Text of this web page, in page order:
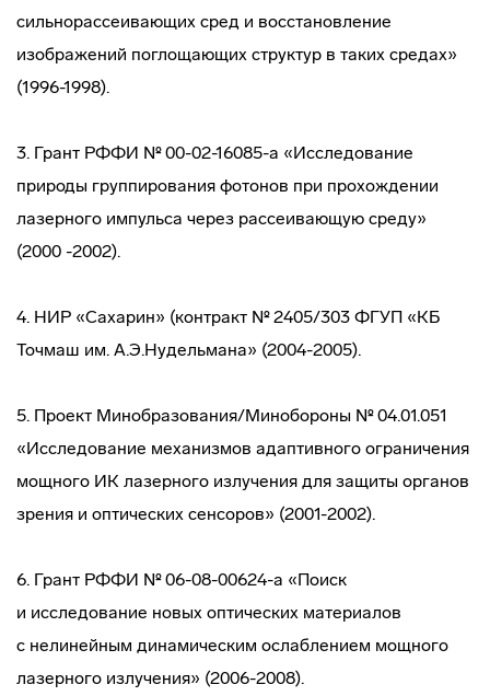
сильнорассеивающих сред и восстановление
изображений поглощающих структур в таких средах»
(1996-1998).
3. Грант РФФИ № 00-02-16085-а «Исследование
природы группирования фотонов при прохождении
лазерного импульса через рассеивающую среду»
(2000 -2002).
4. НИР «Сахарин» (контракт № 2405/303 ФГУП «КБ
Точмаш им. А.Э.Нудельмана» (2004-2005).
5. Проект Минобразования/Минобороны № 04.01.051
«Исследование механизмов адаптивного ограничения
мощного ИК лазерного излучения для защиты органов
зрения и оптических сенсоров» (2001-2002).
6. Грант РФФИ № 06-08-00624-а «Поиск
и исследование новых оптических материалов
с нелинейным динамическим ослаблением мощного
лазерного излучения» (2006-2008).